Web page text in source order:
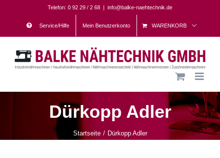
content
Telefon: 0 92 29 / 2 68 | info@balke-naehtechnik.de
Service/Hilfe Mein Benutzerkonto WARENKORB
Dürkopp Adler
Startseite Dürkopp Adler